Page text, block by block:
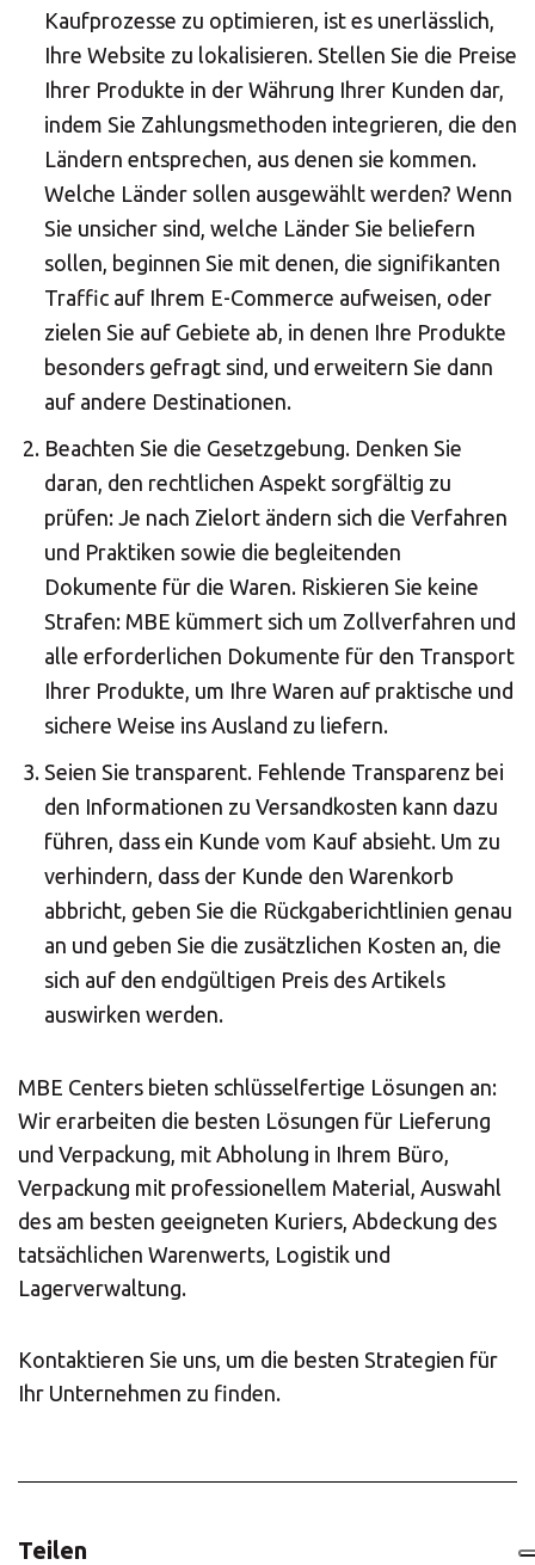
Kaufprozesse zu optimieren, ist es unerlässlich,
Ihre Website zu lokalisieren. Stellen Sie die Preise
Ihrer Produkte in der Währung Ihrer Kunden dar,
indem Sie Zahlungsmethoden integrieren, die den
Ländern entsprechen, aus denen sie kommen.
Welche Länder sollen ausgewählt werden? Wenn
Sie unsicher sind, welche Länder Sie beliefern
sollen, beginnen Sie mit denen, die signifikanten
Traffic auf Ihrem E-Commerce aufweisen, oder
zielen Sie auf Gebiete ab, in denen Ihre Produkte
besonders gefragt sind, und erweitern Sie dann
auf andere Destinationen.
Beachten Sie die Gesetzgebung. Denken Sie
daran, den rechtlichen Aspekt sorgfältig zu
prüfen: Je nach Zielort ändern sich die Verfahren
und Praktiken sowie die begleitenden
Dokumente für die Waren. Riskieren Sie keine
Strafen: MBE kümmert sich um Zollverfahren und
alle erforderlichen Dokumente für den Transport
Ihrer Produkte, um Ihre Waren auf praktische und
sichere Weise ins Ausland zu liefern.
Seien Sie transparent. Fehlende Transparenz bei
den Informationen zu Versandkosten kann dazu
führen, dass ein Kunde vom Kauf absieht. Um zu
verhindern, dass der Kunde den Warenkorb
abbricht, geben Sie die Rückgaberichtlinien genau
an und geben Sie die zusätzlichen Kosten an, die
sich auf den endgültigen Preis des Artikels
auswirken werden.
MBE Centers bieten schlüsselfertige Lösungen an:
Wir erarbeiten die besten Lösungen für Lieferung
und Verpackung, mit Abholung in Ihrem Büro,
Verpackung mit professionellem Material, Auswahl
des am besten geeigneten Kuriers, Abdeckung des
tatsächlichen Warenwerts, Logistik und
Lagerverwaltung.
Kontaktieren Sie uns, um die besten Strategien für
Ihr Unternehmen zu finden.
Teilen